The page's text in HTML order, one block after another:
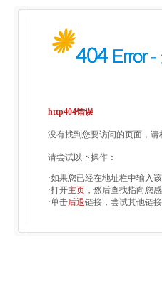
http404错误
没有找到您要访问的页面，
请尝试以下操作：
·如果您已经在地址栏中输入
·打开主页 ，然后查找指向您
·单击后退链接，尝试其他链